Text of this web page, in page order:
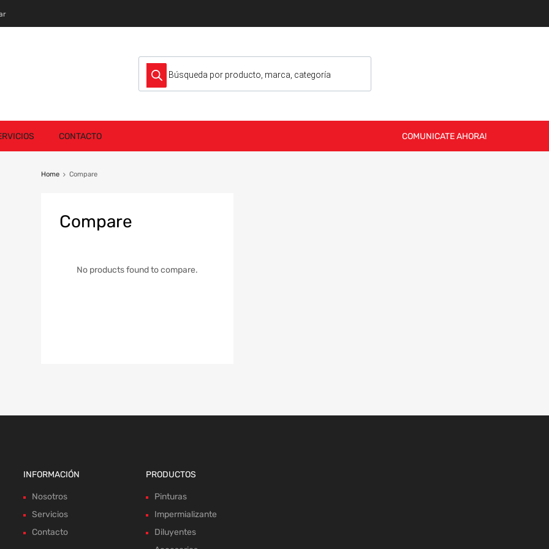
Búsqueda de productos
CONTACTO COMUNICATE AHORA!
Home Compare
Compare
No products found to compare.
INFORMACIÓN
Nosotros
Servicios
Contacto
PRODUCTOS
Pinturas
Impermializante
Diluyentes